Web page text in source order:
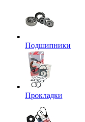
Подшипники
Прокладки